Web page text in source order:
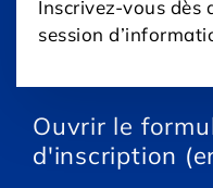
Inscrivez-vous dès
session
Ouvrir le
d'inscription